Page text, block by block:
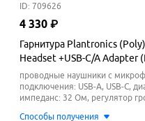
ID: 709626
4 330 ₽
Гарнитура Plantronics
Headset +USB-C/A Adapter
проводные наушники с
подключения: USB-A, USB-C,
импеданс: 32 Ом, регулятор
Способы получения